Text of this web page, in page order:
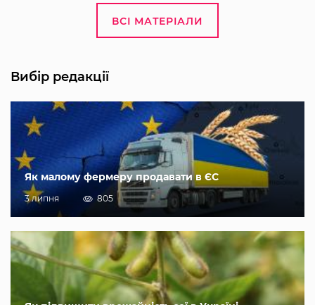
ВСІ МАТЕРІАЛИ
Вибір редакції
Як малому фермеру продавати в ЄС
3 липня 805